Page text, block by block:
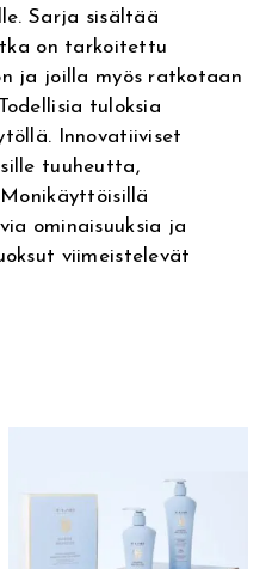
Sarja sisältää
on tarkoitettu
ja joilla myös ratkotaan
tuloksia
Innovatiiviset
tuuheutta,
ominaisuuksia ja
viimeistelevät